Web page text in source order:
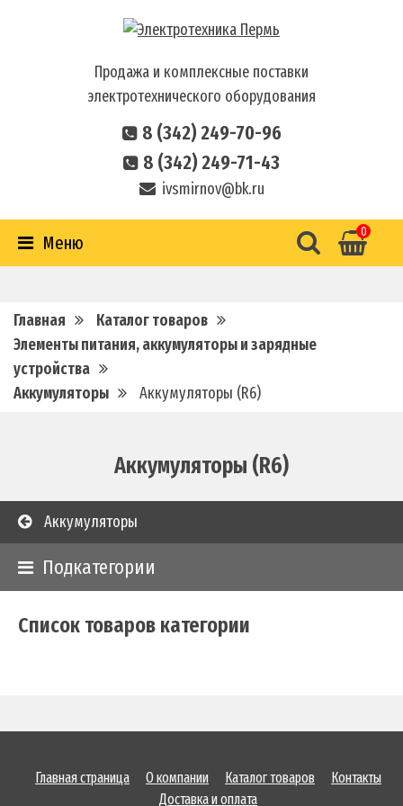
Продажа и комплексные поставки
электротехнического оборудования
8 (342) 249-70-96
8 (342) 249-71-43
ivsmirnov@bk.ru
Меню
0
Главная
Каталог товаров
Элементы питания, аккумуляторы и зарядные
устройства
Аккумуляторы
Аккумуляторы (R6)
Аккумуляторы (R6)
Аккумуляторы
Подкатегории
Список товаров категории
Главная страница О компании Каталог товаров
Контакты
Доставка и оплата